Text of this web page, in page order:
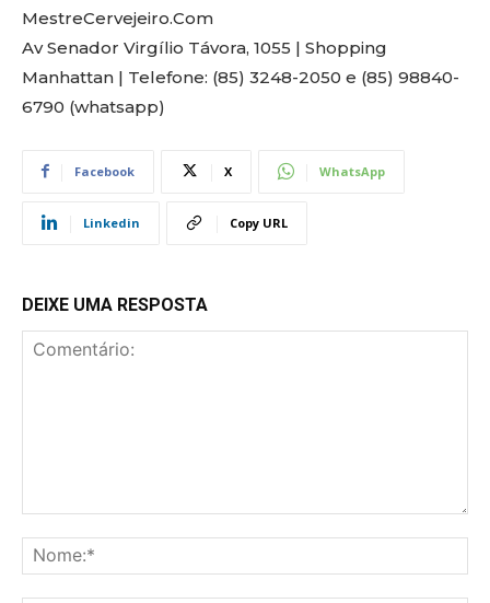
MestreCervejeiro.Com
Av Senador Virgílio Távora, 1055 | Shopping
Manhattan | Telefone: (85) 3248-2050 e (85) 98840-
6790 (whatsapp)
Facebook X WhatsApp
Linkedin Copy URL
DEIXE UMA RESPOSTA